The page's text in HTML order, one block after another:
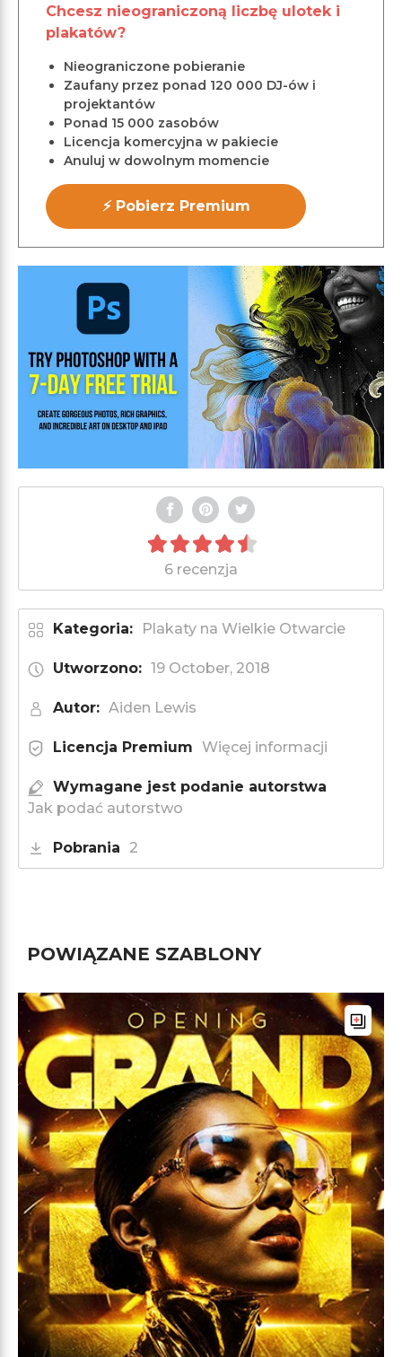
Chcesz nieograniczoną liczbę ulotek i
plakatów?
Nieograniczone pobieranie
Zaufany przez ponad 120 000 DJ-ów i
projektantów
Ponad 15 000 zasobów
Licencja komercyjna w pakiecie
Anuluj w dowolnym momencie
⚡ Pobierz Premium
6 recenzja
Kategoria: Plakaty na Wielkie Otwarcie
Utworzono: 19 October, 2018
Autor: Aiden Lewis
Licencja Premium Więcej informacji
Wymagane jest podanie autorstwa
Jak podać autorstwo
Pobrania 2
POWIĄZANE SZABLONY